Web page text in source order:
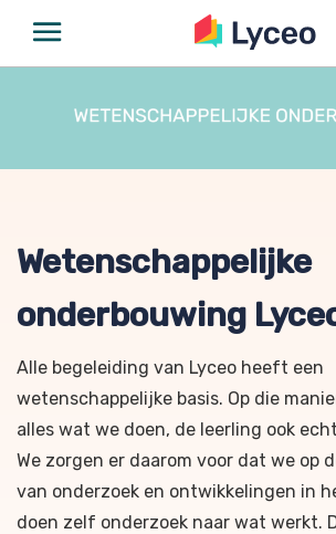
Wetenschappelijke
onderbouwing
Alle begeleiding van Lyceo heeft een
wetenschappelijke basis. Op die
alles wat we doen, de leerling ook
We zorgen er daarom voor dat we op
van onderzoek en ontwikkelingen in
doen zelf onderzoek naar wat werkt.